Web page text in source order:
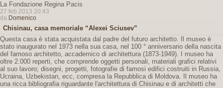
La Fondazione Regina Pacis
27 feb 2013 20:43
da Domenico
Chisinau, casa memoriale “Alexei Sciusev”
Questa casa è stata acquistata dal padre del futuro architetto. Il museo è
stato inaugurato nel 1973 nella sua casa, nel 100 ° anniversario della nascita
del famoso architetto, accademico di architettura (1873-1949). I museo ha
oltre 2.000 reperti, che comprende oggetti personali, materiali grafici relativi
al suo lavoro; disegni, progetti, fotografie di famosi edifici costruiti in Russia,
Ucraina, Uzbekistan, ecc, compresa la Repubblica di Moldova. Il museo ha
una ricca bibliografia riguardante l'architettura di Chisinau e di architetti che